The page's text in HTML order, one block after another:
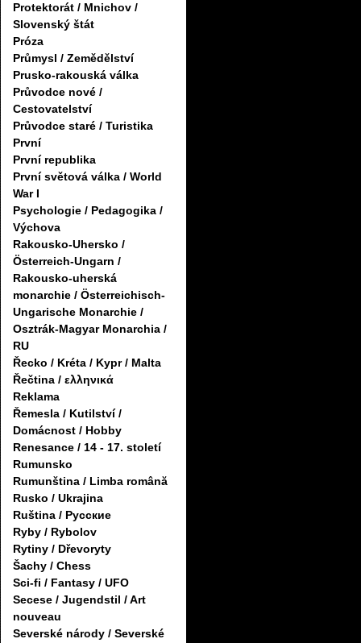
Protektorát / Mnichov /
Slovenský štát
Próza
Průmysl / Zemědělství
Prusko-rakouská válka
Průvodce nové /
Cestovatelství
Průvodce staré / Turistika
První
První republika
První světová válka / World
War I
Psychologie / Pedagogika /
Výchova
Rakousko-Uhersko /
Österreich-Ungarn /
Rakousko-uherská
monarchie / Österreichisch-
Ungarische Monarchie /
Osztrák-Magyar Monarchia /
RU
Řecko / Kréta / Kypr / Malta
Řečtina / ελληνικά
Reklama
Řemesla / Kutilství /
Domácnost / Hobby
Renesance / 14 - 17. století
Rumunsko
Rumunština / Limba română
Rusko / Ukrajina
Ruština / Русские
Ryby / Rybolov
Rytiny / Dřevoryty
Šachy / Chess
Sci-fi / Fantasy / UFO
Secese / Jugendstil / Art
nouveau
Severské národy / Severské